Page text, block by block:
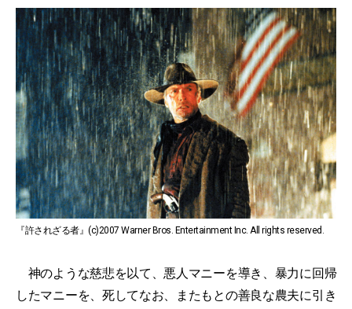
『許されざる者』(c)2007 Warner Bros. Entertainment Inc. All rights reserved.
神のような慈悲を以て、悪人マニーを導き、暴力に回帰
したマニーを、死してなお、またもとの善良な農夫に引き